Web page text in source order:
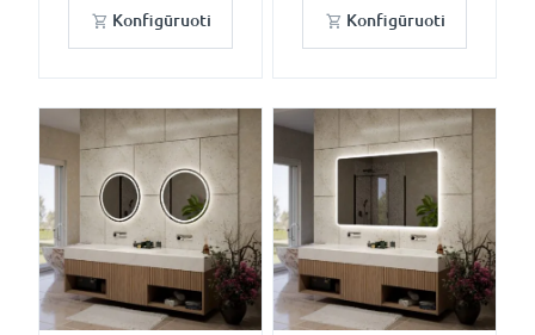
Konfigūruoti Konfigūruoti